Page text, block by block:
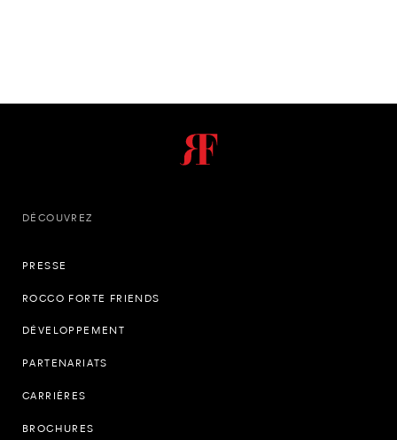
DÉCOUVREZ
PRESSE
ROCCO FORTE FRIENDS
DÉVELOPPEMENT
PARTENARIATS
CARRIÈRES
BROCHURES